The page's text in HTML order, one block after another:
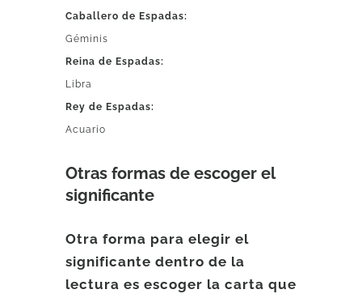
Caballero de Espadas:
Géminis
Reina de Espadas:
Libra
Rey de Espadas:
Acuario
Otras formas de escoger el
significante
Otra forma para elegir el
significante dentro de la
lectura es escoger la carta que